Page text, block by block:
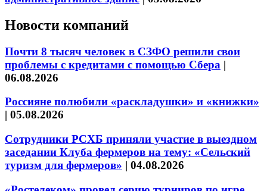
Новости компаний
Почти 8 тысяч человек в СЗФО решили свои
проблемы с кредитами с помощью Сбера |
06.08.2026
Россияне полюбили «раскладушки» и «книжки»
| 05.08.2026
Сотрудники РСХБ приняли участие в выездном
заседании Клуба фермеров на тему: «Сельский
туризм для фермеров» | 04.08.2026